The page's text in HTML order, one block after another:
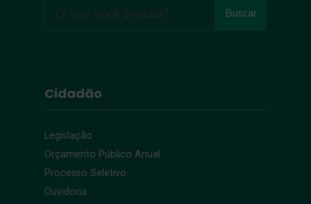
Buscar
Cidadão
Legislação
Orçamento Público Anual
Processo Seletivo
Ouvidoria